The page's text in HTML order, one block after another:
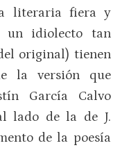
literaria fiera y
un idiolecto tan
original) tienen
la versión que
García Calvo
lado de la de J.
de la poesía